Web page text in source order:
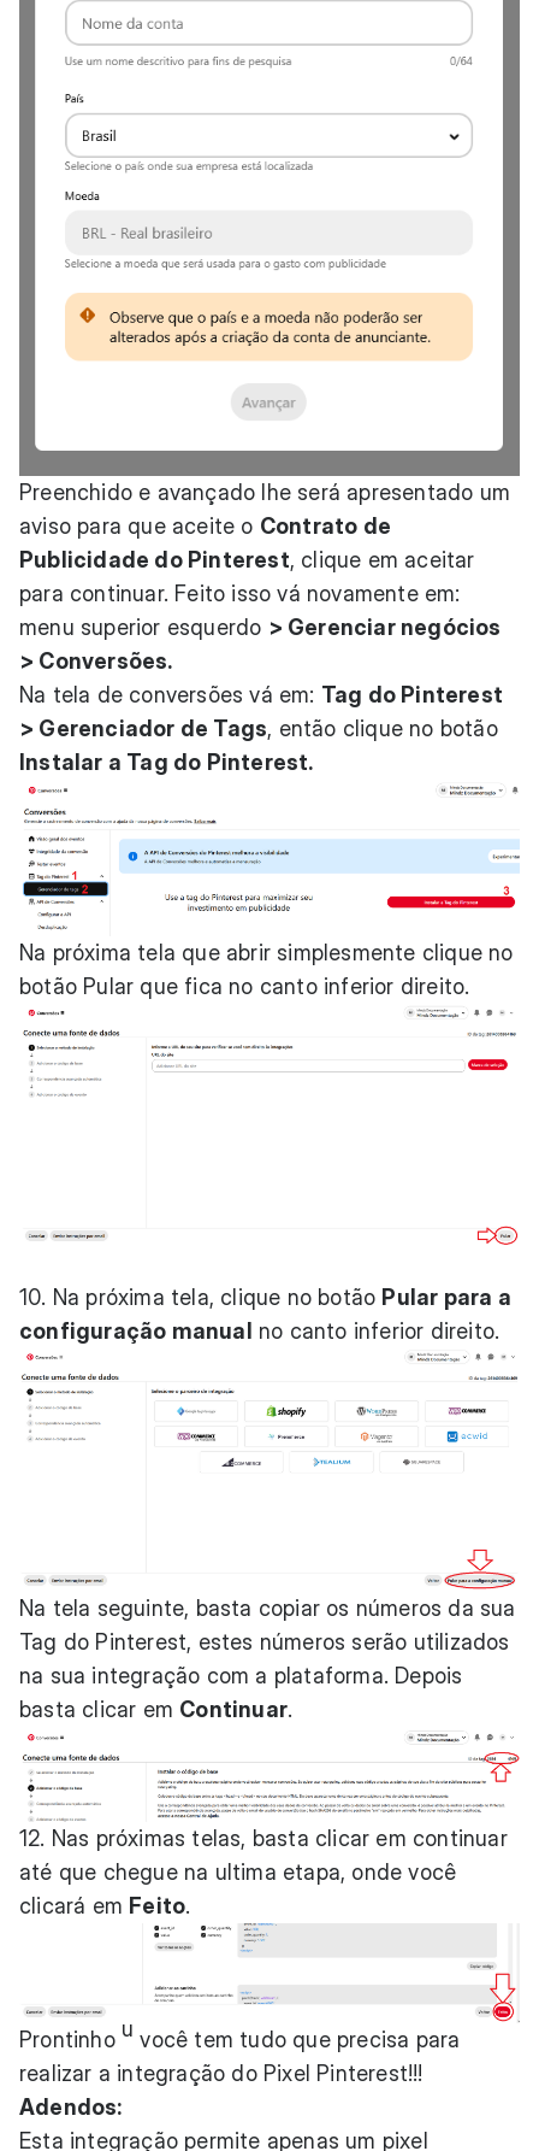
Preenchido e avançado lhe será apresentado um
aviso para que aceite o Contrato de
Publicidade do Pinterest, clique em aceitar
para continuar. Feito isso vá novamente em:
menu superior esquerdo > Gerenciar negócios
> Conversões.
Na tela de conversões vá em: Tag do Pinterest
> Gerenciador de Tags, então clique no botão
Instalar a Tag do Pinterest.
Na próxima tela que abrir simplesmente clique no
botão Pular que fica no canto inferior direito.
10. Na próxima tela, clique no botão Pular para a
configuração manual
no canto inferior direito.
Na tela seguinte, basta copiar os números da sua
Tag do Pinterest, estes números serão utilizados
na sua integração com a plataforma. Depois
basta clicar em Continuar.
12. Nas próximas telas, basta clicar em continuar
até que chegue na ultima etapa, onde você
clicará em Feito.
Prontinho u você tem tudo que precisa para
realizar a integração do Pixel Pinterest!!!
Adendos:
Esta integração permite apenas um pixel